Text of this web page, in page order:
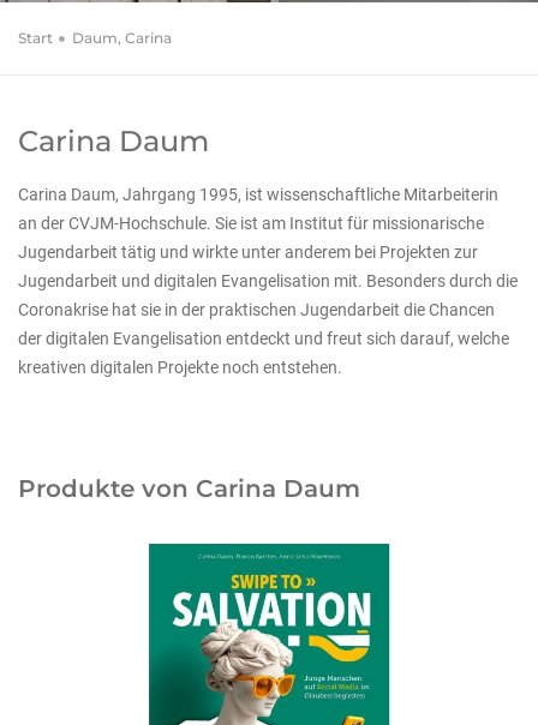
Start Daum, Carina
Carina Daum
Carina Daum, Jahrgang 1995, ist wissenschaftliche Mitarbeiterin
an der CVJM-Hochschule. Sie ist am Institut für missionarische
Jugendarbeit tätig und wirkte unter anderem bei Projekten zur
Jugendarbeit und digitalen Evangelisation mit. Besonders durch die
Coronakrise hat sie in der praktischen Jugendarbeit die Chancen
der digitalen Evangelisation entdeckt und freut sich darauf, welche
kreativen digitalen Projekte noch entstehen.
Produkte von Carina Daum